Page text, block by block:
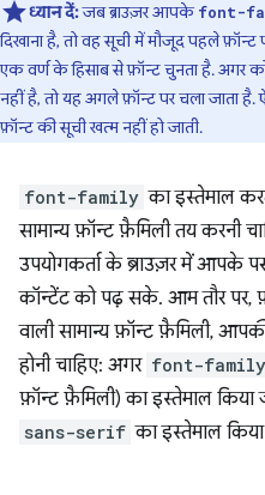
ध्यान दें:जब ब्राउज़र आपके font-
दिखाना है, तो वह सूची में मौजूद पहले
एक वर्ण के हिसाब से फ़ॉन्ट चुनता है. अगर
नहीं है, तो यह अगले फ़ॉन्ट पर चला जाता
फ़ॉन्ट की सूची खत्म नहीं हो जाती.
font-family का इस्तेमाल
सामान्य फ़ॉन्ट फ़ैमिली तय करनी
उपयोगकर्ता के ब्राउज़र में आपके
कॉन्टेंट को पढ़ सके. आम तौर पर,
वाली सामान्य फ़ॉन्ट फ़ैमिली,
होनी चाहिए: अगर font-
फ़ॉन्ट फ़ैमिली) का इस्तेमाल किया
sans-serif का इस्तेमाल किया